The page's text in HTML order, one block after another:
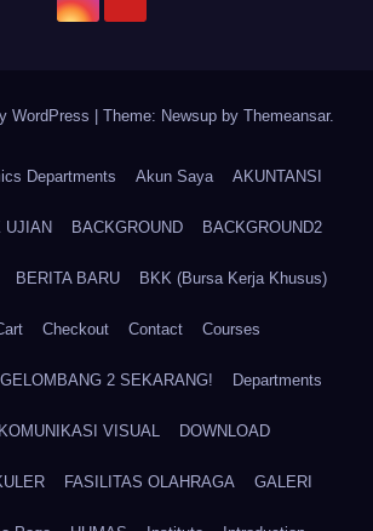
WordPress Theme: Newsup by Themeansar.
Departments Akun Saya AKUNTANSI
UJIAN BACKGROUND BACKGROUND2
BERITA BARU BKK (Bursa Kerja Khusus)
Checkout Contact Courses
2 SEKARANG! Departments
VISUAL DOWNLOAD
FASILITAS OLAHRAGA GALERI